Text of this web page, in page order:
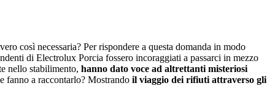
così necessaria? Per rispondere a questa domanda in modo
di Electrolux Porcia fossero incoraggiati a passarci in mezzo
nello stabilimento, hanno dato voce ad altrettanti misteriosi
fanno a raccontarlo? Mostrando il viaggio dei rifiuti attraverso gli